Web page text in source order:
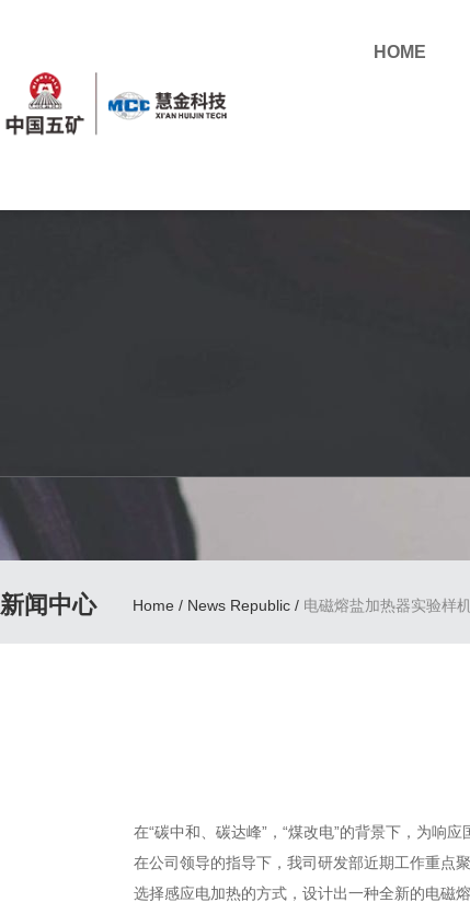
HOME
新闻中心 Home / News Republic / 电磁熔盐加热器实验样
在“碳中和、碳达峰”，“煤改电”的背景下，为响
在公司领导的指导下，我司研发部近期工作重点
选择感应电加热的方式，设计出一种全新的电磁